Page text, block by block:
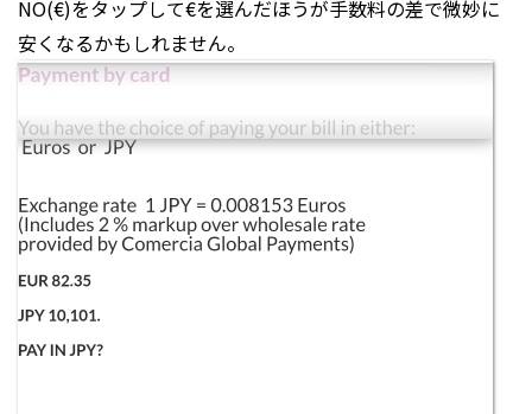
NO(€)をタップして€を選んだほうが手数料の差で微妙に
安くなるかもしれません。